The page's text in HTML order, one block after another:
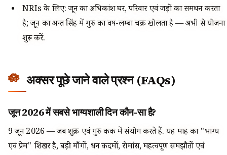
NRIs के लिए: जून का अधिकांश घर, परिवार एवं जड़ों का समर्थन करता
है; जून का अन्त सिंह में गुरु का वर्ष-लम्बा चक्र खोलता है — अभी से योजना
शुरू करें.
अक्सर पूछे जाने वाले प्रश्न (FAQs)
जून 2026 में सबसे भाग्यशाली दिन कौन-सा है?
9 जून 2026 — जब शुक्र एवं गुरु कर्क में संयोग करते हैं. यह माह का "भाग्य
एवं प्रेम" शिखर है, बड़ी माँगों, धन कदमों, रोमांस, महत्वपूर्ण समझौतों एवं